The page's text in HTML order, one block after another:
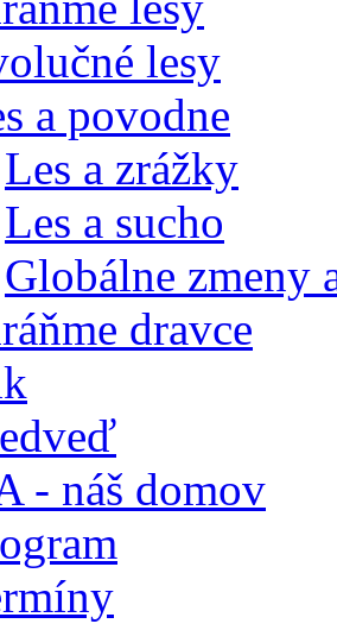
lesy
a povodne
Les a zrážky
Les a sucho
Globálne zmeny
dravce
- náš domov